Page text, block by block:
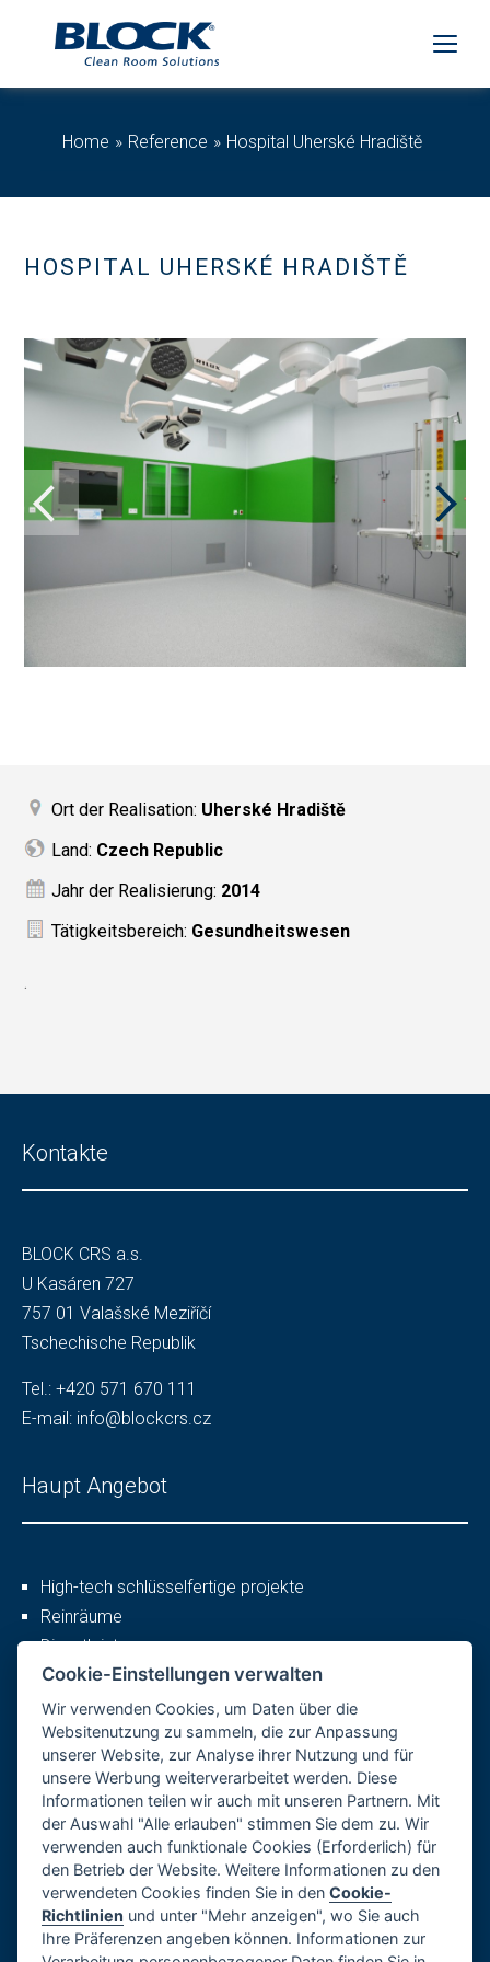
Home Reference Hospital Uherské Hradiště
HOSPITAL UHERSKÉ HRADIŠTĚ
Ort der Realisation: Uherské Hradiště
Land: Czech Republic
Jahr der Realisierung: 2014
Tätigkeitsbereich: Gesundheitswesen
.
Kontakte
BLOCK CRS a.s.
U Kasáren 727
757 01 Valašské Meziříčí
Tschechische Republik
Tel.: +420 571 670 111
E-mail: info@blockcrs.cz
Haupt Angebot
High-tech schlüsselfertige projekte
Reinräume
Dienstleistungen
Mehr
Firmenprofil
Karriere
Referenzen
Datenschutzerklärung
Impressum
Cookie-Einstellungen verwalten
Wir verwenden Cookies, um Daten über die
Websitenutzung zu sammeln, die zur Anpassung
unserer Website, zur Analyse ihrer Nutzung und für
unsere Werbung weiterverarbeitet werden. Diese
Informationen teilen wir auch mit unseren Partnern. Mit
der Auswahl "Alle erlauben" stimmen Sie dem zu. Wir
verwenden auch funktionale Cookies (Erforderlich) für
den Betrieb der Website. Weitere Informationen zu den
verwendeten Cookies finden Sie in denCookie-
Richtlinien und unter "Mehr anzeigen", wo Sie auch
Ihre Präferenzen angeben können. Informationen zur